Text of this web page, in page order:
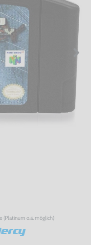
(Platinum o.ä. möglich)